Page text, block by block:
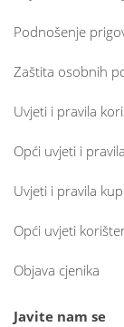
Podnošenje
Zaštita osobnih
Uvjeti i pravila
Opći uvjeti i
Uvjeti i pravila
Opći uvjeti
Objava cjenika
Javite nam se